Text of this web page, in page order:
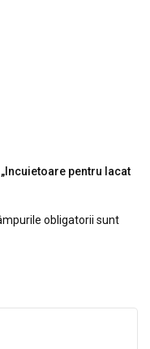
pentru lacat
obligatorii sunt